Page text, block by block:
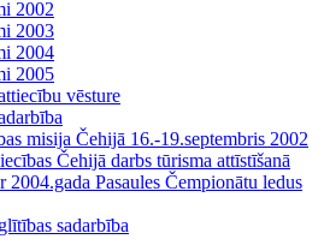
2002
2003
2004
2005
vēsture
misija Čehijā 16.-19.septembris 2002
Čehijā darbs tūrisma attīstīšanā
2004.gada Pasaules Čempionātu ledus
sadarbība